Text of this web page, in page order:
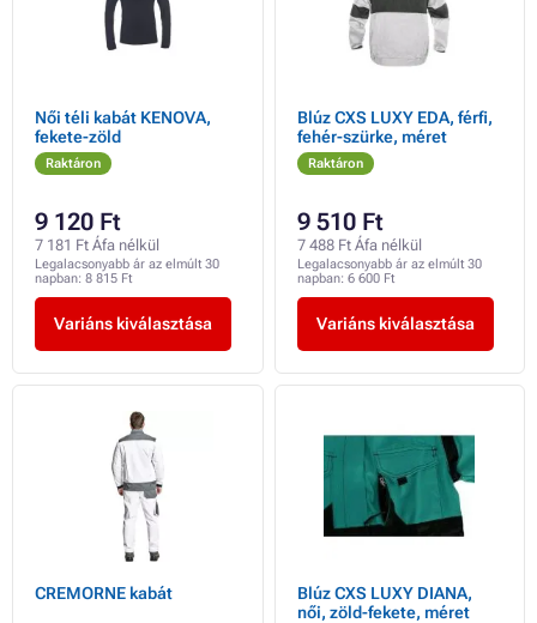
Női téli kabát KENOVA,
fekete-zöld
Raktáron
9 120 Ft
7 181 Ft Áfa nélkül
Legalacsonyabb ár az elmúlt 30
napban: 8 815 Ft
Variáns kiválasztása
Blúz CXS LUXY EDA, férfi,
fehér-szürke, méret
Raktáron
9 510 Ft
7 488 Ft Áfa nélkül
Legalacsonyabb ár az elmúlt 30
napban: 6 600 Ft
Variáns kiválasztása
CREMORNE kabát
Blúz CXS LUXY DIANA,
női, zöld-fekete, méret